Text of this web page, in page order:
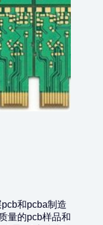
和pcba制造
量的pcb样品和